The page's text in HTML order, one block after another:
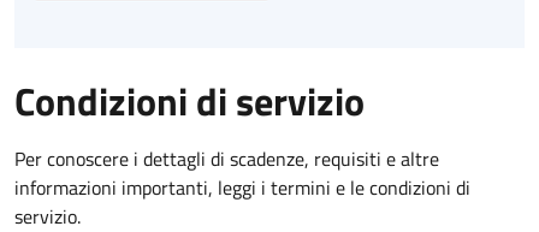
Condizioni di servizio
Per conoscere i dettagli di scadenze, requisiti e altre
informazioni importanti, leggi i termini e le condizioni di
servizio.